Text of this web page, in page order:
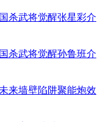
杀武将觉醒张星彩介
杀武将觉醒孙鲁班介
来墙壁陷阱聚能炮效